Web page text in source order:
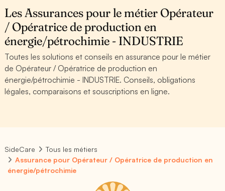
Les Assurances pour le métier Opérateur
/ Opératrice de production en
énergie/pétrochimie - INDUSTRIE
Toutes les solutions et conseils en assurance pour le métier
de Opérateur / Opératrice de production en
énergie/pétrochimie - INDUSTRIE. Conseils, obligations
légales, comparaisons et souscriptions en ligne.
SideCare
Tous les métiers
Assurance pour Opérateur / Opératrice de production en
énergie/pétrochimie